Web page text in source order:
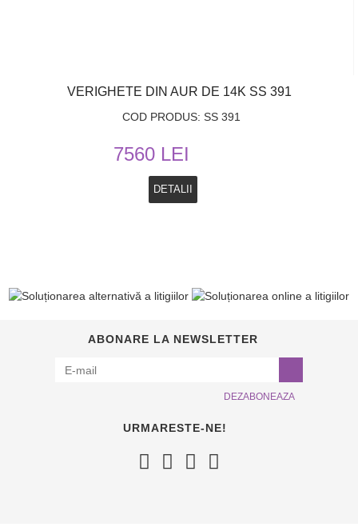
VERIGHETE DIN AUR DE 14K SS 391
COD PRODUS: SS 391
7560 LEI
DETALII
ABONARE LA NEWSLETTER
DEZABONEAZA
URMARESTE-NE!